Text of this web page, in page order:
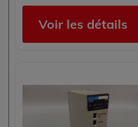
Voir les détails